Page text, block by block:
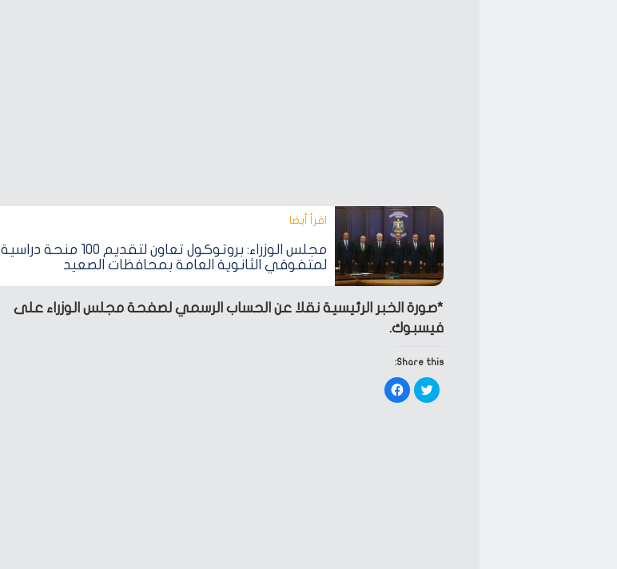
اقرأ أيضا‎
مجلس الوزراء: بروتوكول تعاون لتقديم 100 منحة دراسية
لمتفوقي الثانوية العامة بمحافظات الصعيد
*صورة الخبر الرئيسية نقلا عن الحساب الرسمي لصفحة مجلس الوزراء على
فيسبوك.
Share this:
Click
to
share
Click
to